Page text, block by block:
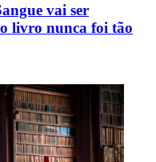
vai ser
livro nunca foi tão